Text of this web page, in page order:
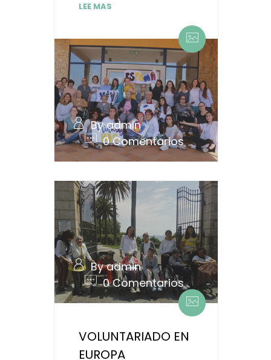
LEE MAS
By admin
0 Comentarios
By admin
0 Comentarios
VOLUNTARIADO EN
EUROPA